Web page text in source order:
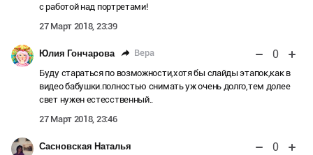
с работой над портретами!
27 Март 2018, 23:39
Юлия Гончарова Вера 0
Буду стараться по возможности,хотя бы слайды этапок,как в
видео бабушки.полностью снимать уж очень долго,тем долее
свет нужен естесственный..
27 Март 2018, 23:46
Сасновская Наталья 0